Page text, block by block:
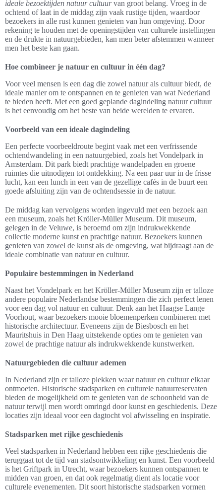
ideale bezoektijden natuur cultuurvan groot belang. Vroeg in de
ochtend of laat in de middag zijn vaak rustige tijden, waardoor
bezoekers in alle rust kunnen genieten van hun omgeving. Door
rekening te houden met de openingstijden van culturele instellingen
en de drukte in natuurgebieden, kan men beter afstemmen wanneer
men het beste kan gaan.
Hoe combineer je natuur en cultuur in één dag?
Voor veel mensen is een dag die zowel natuur als cultuur biedt, de
ideale manier om te ontspannen en te genieten van wat Nederland
te bieden heeft. Met een goed geplande dagindeling natuur cultuur
is het eenvoudig om het beste van beide werelden te ervaren.
Voorbeeld van een ideale dagindeling
Een perfecte voorbeeldroute begint vaak met een verfrissende
ochtendwandeling in een natuurgebied, zoals het Vondelpark in
Amsterdam. Dit park biedt prachtige wandelpaden en groene
ruimtes die uitnodigen tot ontdekking. Na een paar uur in de frisse
lucht, kan een lunch in een van de gezellige cafés in de buurt een
goede afsluiting zijn van de ochtendsessie in de natuur.
De middag kan vervolgens worden ingevuld met een bezoek aan
een museum, zoals het Kröller-Müller Museum. Dit museum,
gelegen in de Veluwe, is beroemd om zijn indrukwekkende
collectie moderne kunst en prachtige natuur. Bezoekers kunnen
genieten van zowel de kunst als de omgeving, wat bijdraagt aan de
ideale combinatie van natuur en cultuur.
Populaire bestemmingen in Nederland
Naast het Vondelpark en het Kröller-Müller Museum zijn er talloze
andere populaire Nederlandse bestemmingen die zich perfect lenen
voor een dag vol natuur en cultuur. Denk aan het Haagse Lange
Voorhout, waar bezoekers mooie bloemenperken combineren met
historische architectuur. Eveneens zijn de Biesbosch en het
Mauritshuis in Den Haag uitstekende opties om te genieten van
zowel de prachtige natuur als indrukwekkende kunstwerken.
Natuurgebieden die cultuur ademen
In Nederland zijn er talloze plekken waar natuur en cultuur elkaar
ontmoeten. Historische stadsparken en culturele natuurreservaten
bieden de mogelijkheid om te genieten van de schoonheid van de
natuur terwijl men wordt omringd door kunst en geschiedenis. Deze
locaties zijn ideaal voor een dagtocht vol afwisseling en inspiratie.
Stadsparken met rijke geschiedenis
Veel stadsparken in Nederland hebben een rijke geschiedenis die
teruggaat tot de tijd van stadsontwikkeling en kunst. Een voorbeeld
is het Griftpark in Utrecht, waar bezoekers kunnen ontspannen te
midden van groen, en dat ook regelmatig dient als locatie voor
culturele evenementen. Dit soort historische stadsparken vormen